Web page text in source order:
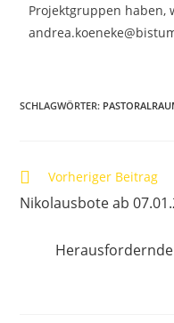
Projektgruppen haben,
SCHLAGWÖRTER:
Vorheriger Beitrag
Nikolausbote ab